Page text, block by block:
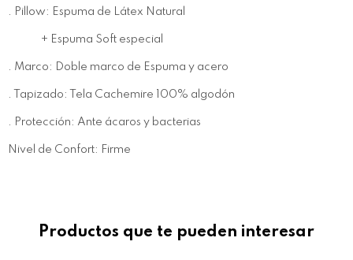
. Pillow: Espuma de Látex Natural
+ Espuma Soft especial
. Marco: Doble marco de Espuma y acero
. Tapizado: Tela Cachemire 100% algodón
. Protección: Ante ácaros y bacterias
Nivel de Confort: Firme
Productos que te pueden interesar